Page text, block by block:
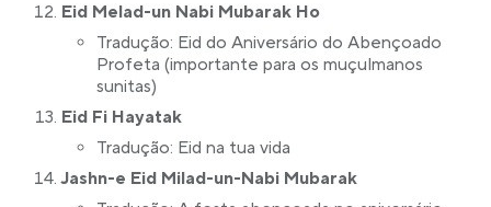
Eid Melad-un Nabi Mubarak Ho
Tradução: Eid do Aniversário do Abençoado
Profeta (importante para os muçulmanos
sunitas)
Eid Fi Hayatak
Tradução: Eid na tua vida
Jashn-e Eid Milad-un-Nabi Mubarak